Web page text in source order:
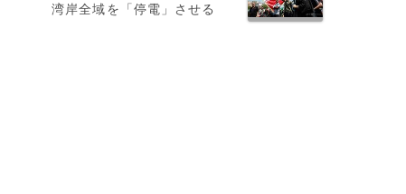
湾岸全域を「停電」させる